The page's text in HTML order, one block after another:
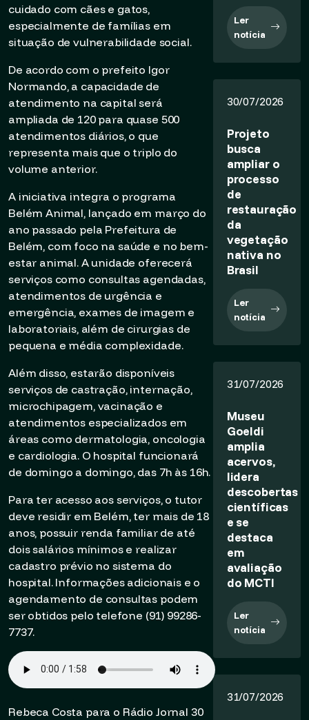
cuidado com cães e gatos,
especialmente de famílias em
situação de vulnerabilidade social.
De acordo com o prefeito Igor
Normando, a capacidade de
atendimento na capital será
ampliada de 120 para quase 500
atendimentos diários, o que
representa mais que o triplo do
volume anterior.
A iniciativa integra o programa
Belém Animal, lançado em março do
ano passado pela Prefeitura de
Belém, com foco na saúde e no bem-
estar animal. A unidade oferecerá
serviços como consultas agendadas,
atendimentos de urgência e
emergência, exames de imagem e
laboratoriais, além de cirurgias de
pequena e média complexidade.
Além disso, estarão disponíveis
serviços de castração, internação,
microchipagem, vacinação e
atendimentos especializados em
áreas como dermatologia, oncologia
e cardiologia. O hospital funcionará
de domingo a domingo, das 7h às 16h.
Para ter acesso aos serviços, o tutor
deve residir em Belém, ter mais de 18
anos, possuir renda familiar de até
dois salários mínimos e realizar
cadastro prévio no sistema do
hospital. Informações adicionais e o
agendamento de consultas podem
ser obtidos pelo telefone (91) 99286-
7737.
Rebeca Costa para o Rádio Jornal 30
Ler
notícia
30/07/2026
Projeto
busca
ampliar o
processo
de
restauração
da
vegetação
nativa no
Brasil
Ler
notícia
31/07/2026
Museu
Goeldi
amplia
acervos,
lidera
descobertas
científicas
e se
destaca
em
avaliação
do MCTI
Ler
notícia
31/07/2026